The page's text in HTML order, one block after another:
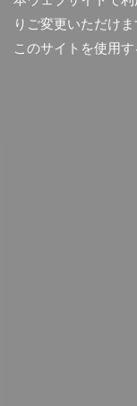
りご変更いただけま
このサイトを使用